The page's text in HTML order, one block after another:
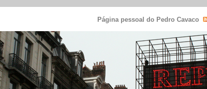
Página pessoal do Pedro Cavaco